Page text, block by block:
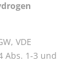
VDE
Abs. 1-3 und